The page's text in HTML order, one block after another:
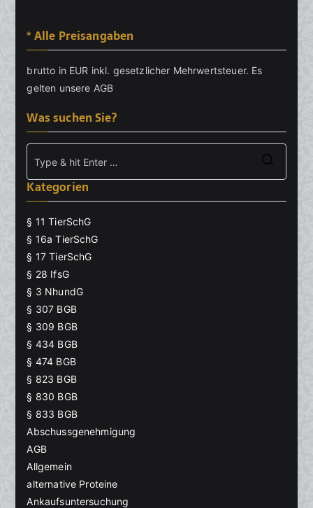
* Alle Preisangaben
brutto in EUR inkl. gesetzlicher Mehrwertsteuer. Es
gelten unsere AGB
Was suchen Sie?
Kategorien
§ 11 TierSchG
§ 16a TierSchG
§ 17 TierSchG
§ 28 IfsG
§ 3 NhundG
§ 307 BGB
§ 309 BGB
§ 434 BGB
§ 474 BGB
§ 823 BGB
§ 830 BGB
§ 833 BGB
Abschussgenehmigung
AGB
Allgemein
alternative Proteine
Ankaufsuntersuchung